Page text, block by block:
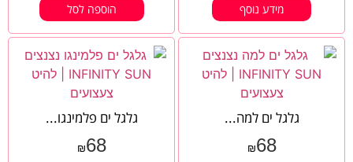
מידע נוסף הוספה לסל
גלגל ים למה...
₪68
גלגל ים פלמינגו...
₪68